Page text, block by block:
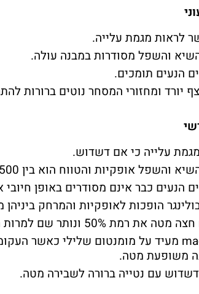
לראות מגמת עלייה.
והשפל מסודרות במבנה עולה.
הנעים תומכים.
יורד ומחזורי המסחר נוטים ברורות
מגמת עלייה כי אם דשדוש.
אופקיות והטווח הוא בין 2,500 – 2,900 פחות או יותר.
הנעים כבר אינם מסודרים באופן
הופכות לאופקיות והמרחק
משופעת מטה.
עם נטייה ברורה לשבירה מטה.